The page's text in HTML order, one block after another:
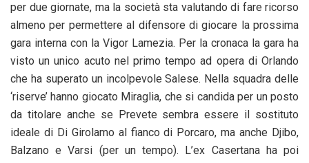
per due giornate, ma la società sta valutando di fare ricorso
almeno per permettere al difensore di giocare la prossima
gara interna con la Vigor Lamezia. Per la cronaca la gara ha
visto un unico acuto nel primo tempo ad opera di Orlando
che ha superato un incolpevole Salese. Nella squadra delle
‘riserve’ hanno giocato Miraglia, che si candida per un posto
da titolare anche se Prevete sembra essere il sostituto
ideale di Di Girolamo al fianco di Porcaro, ma anche Djibo,
Balzano e Varsi (per un tempo). L’ex Casertana ha poi